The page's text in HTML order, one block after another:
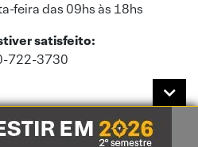
feira das 09hs às 18hs
satisfeito:
722-3730
de acordo com a nossaPolítica de
Política de Privacidade.